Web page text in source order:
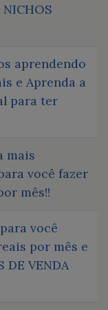
NICHOS
aprendendo
e Aprenda a
para ter
mais
você fazer
mês!!
você
por mês e
DE VENDA